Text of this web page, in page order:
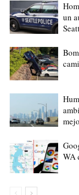
un
WA